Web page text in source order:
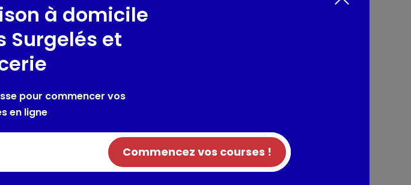
Ingrédients sans conservateur ni colorant Un produit peu gras (moins de
10% de matières grasses)
Utilisation et conservation
Composition / Ingrédients / Allergènes
tournesol, sel, levure, correcteur d'acidité (hydroxyde de sodium). traces
éventuelles de LAIT.
à domicile
Surgelés et
pour commencer vos
en ligne
Commencez vos courses !